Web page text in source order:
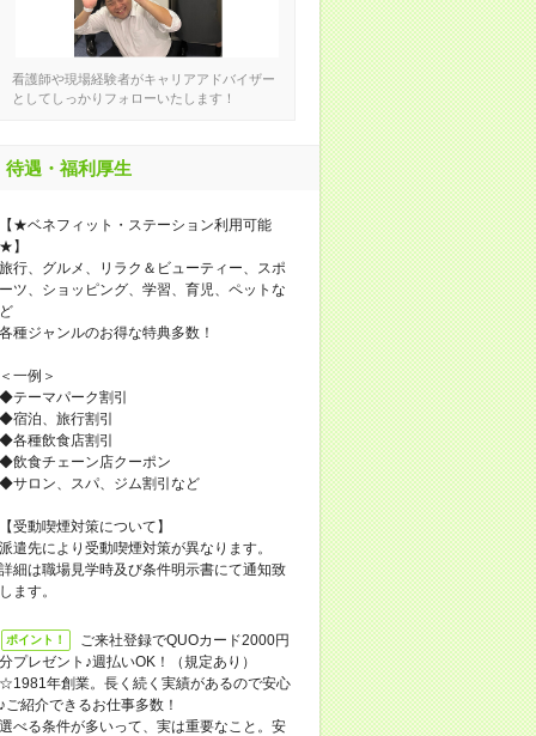
看護師や現場経験者がキャリアアドバイザー
としてしっかりフォローいたします！
待遇・福利厚生
★ベネフィット・ステーション利用可能
】
行、グルメ、リラク＆ビューティー、スポ
ツ、ショッピング、学習、育児、ペットな
種ジャンルのお得な特典多数！
一例＞
テーマパーク割引
宿泊、旅行割引
各種飲食店割引
飲食チェーン店クーポン
サロン、スパ、ジム割引など
受動喫煙対策について】
遣先により受動喫煙対策が異なります。
細は職場見学時及び条件明示書にて通知致
ます。
ポイント！
ご来社登録でQUOカード2000円
プレゼント♪週払いOK！（規定あり）
年創業。長く続く実績があるので安心
ご紹介できるお仕事多数！
べる条件が多いって、実は重要なこと。安